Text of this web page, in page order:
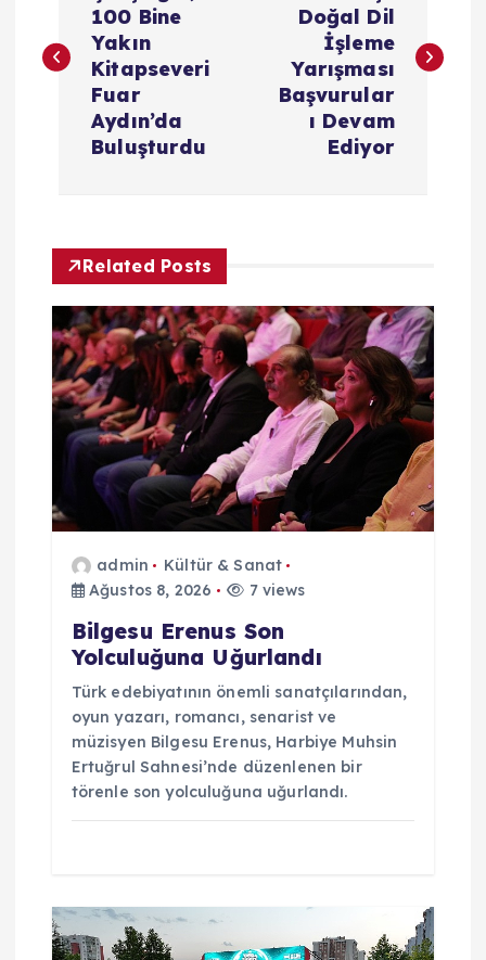
z
z
n
m
s
100 Bine
Yakın
Kitapseveri
Fuar
Aydın’da
Buluşturdu
Doğal Dil
İşleme
Yarışması
Başvurular
ı Devam
Ediyor
Related Posts
admin
Kültür & Sanat
Ağustos 8, 2026
7 views
Bilgesu Erenus Son
Yolculuğuna Uğurlandı
Türk edebiyatının önemli sanatçılarından,
oyun yazarı, romancı, senarist ve
müzisyen Bilgesu Erenus, Harbiye Muhsin
Ertuğrul Sahnesi’nde düzenlenen bir
törenle son yolculuğuna uğurlandı.